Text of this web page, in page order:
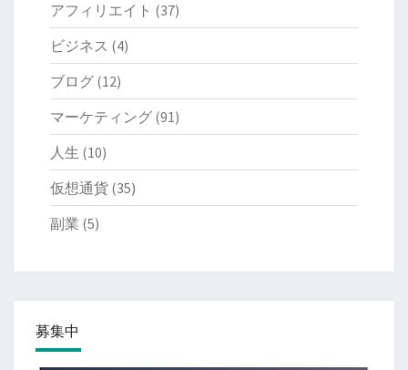
アフィリエイト (37)
ビジネス (4)
ブログ (12)
マーケティング (91)
人生 (10)
仮想通貨 (35)
副業 (5)
募集中